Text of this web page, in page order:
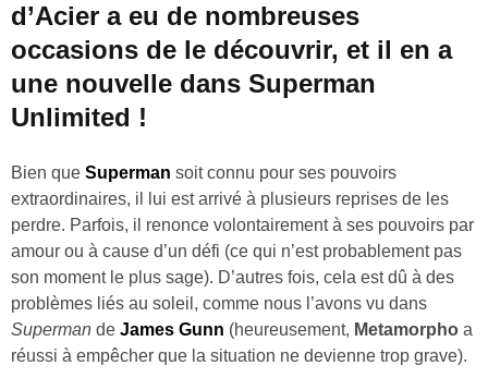
d’Acier a eu de nombreuses
occasions de le découvrir, et il en a
une nouvelle dans Superman
Unlimited !
Bien que Superman soit connu pour ses pouvoirs
extraordinaires, il lui est arrivé à plusieurs reprises de les
perdre. Parfois, il renonce volontairement à ses pouvoirs par
amour ou à cause d’un défi (ce qui n’est probablement pas
son moment le plus sage). D’autres fois, cela est dû à des
problèmes liés au soleil, comme nous l’avons vu dans
Superman de James Gunn (heureusement, Metamorpho a
réussi à empêcher que la situation ne devienne trop grave).